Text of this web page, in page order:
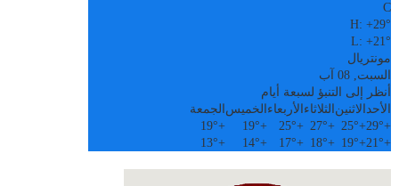
C
H:+29°
L:+21°
مونتريال
السبت, 08 آب
أنظر إلى التنبؤ لسبعة أيام
الأحدالاثنين الثلاثاء الأربعاء الخميس الجمعة
+
29°
+
25°
+
27°
+
25°
+
19°
+
19°
+
21°
+
19°
+
18°
+
17°
+
14°
+
13°